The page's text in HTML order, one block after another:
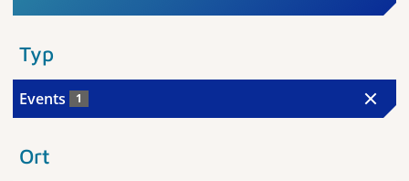
Typ
Events 1
Ort